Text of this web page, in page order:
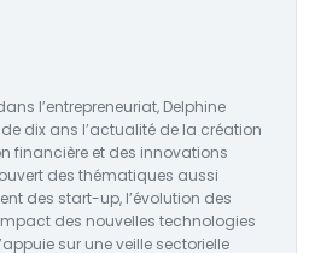
l’entrepreneuriat, Delphine
dix ans l’actualité de la création
financière et des innovations
des thématiques aussi
des start-up, l’évolution des
des nouvelles technologies
sur une veille sectorielle